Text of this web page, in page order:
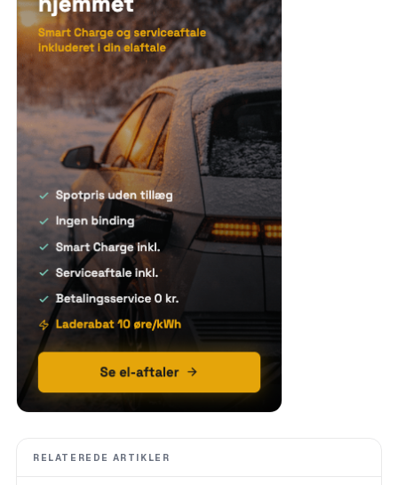
RELATEREDE ARTIKLER